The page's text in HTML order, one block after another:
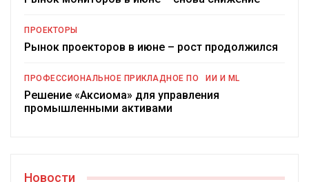
ПРОЕКТОРЫ
Рынок проекторов в июне – рост продолжился
ПРОФЕССИОНАЛЬНОЕ ПРИКЛАДНОЕ ПО ИИ И ML
Решение «Аксиома» для управления
промышленными активами
Новости